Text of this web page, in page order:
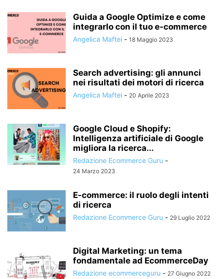
Guida a Google Optimize e come
integrarlo con il tuo e-commerce
Angelica Maftei - 18 Maggio 2023
Search advertising: gli annunci
nei risultati dei motori di ricerca
Angelica Maftei - 20 Aprile 2023
Google Cloud e Shopify:
Intelligenza artificiale di Google
migliora la ricerca...
Redazione Ecommerce Guru -
24 Marzo 2023
E-commerce: il ruolo degli intenti
di ricerca
Redazione Ecommerce Guru - 29 Luglio 2022
Digital Marketing: un tema
fondamentale ad EcommerceDay
Redazione ecommerceguru - 27 Giugno 2022